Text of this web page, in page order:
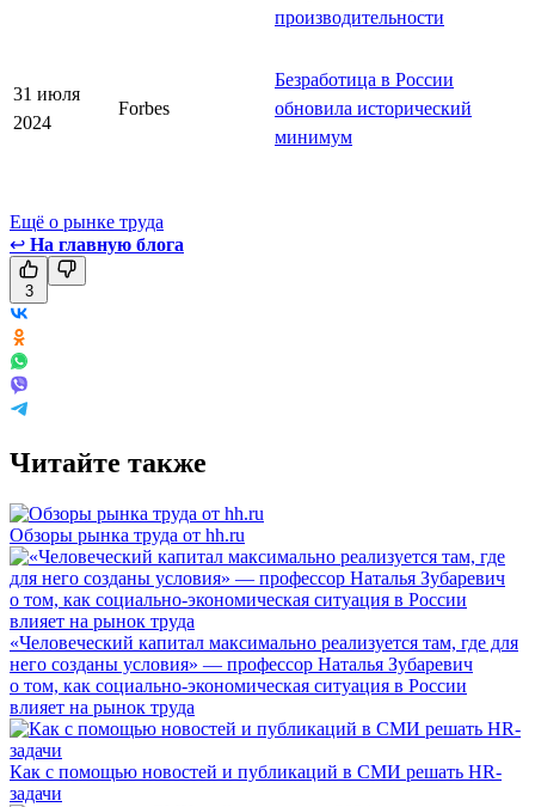
производительности
31 июля
2024
Forbes
Безработица в России
обновила исторический
минимум
Ещё о рынке труда
↩ На главную блога
3
Читайте также
Обзоры рынка труда от hh.ru
«Человеческий капитал максимально реализуется там, где для
него созданы условия» — профессор Наталья Зубаревич
о том, как социально-экономическая ситуация в России
влияет на рынок труда
Как с помощью новостей и публикаций в СМИ решать HR-
задачи